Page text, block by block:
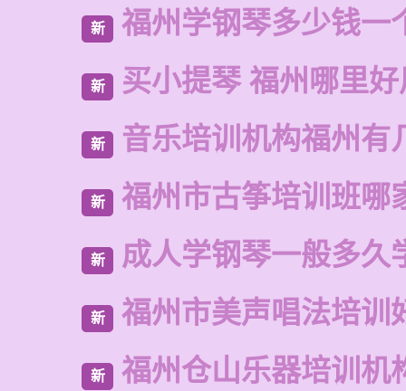
新 福州学钢琴多少钱一
新 买小提琴 福州哪里
新 音乐培训机构福州有
新 福州市古筝培训班哪
新 成人学钢琴一般多久
新 福州市美声唱法培训
新 福州仓山乐器培训机